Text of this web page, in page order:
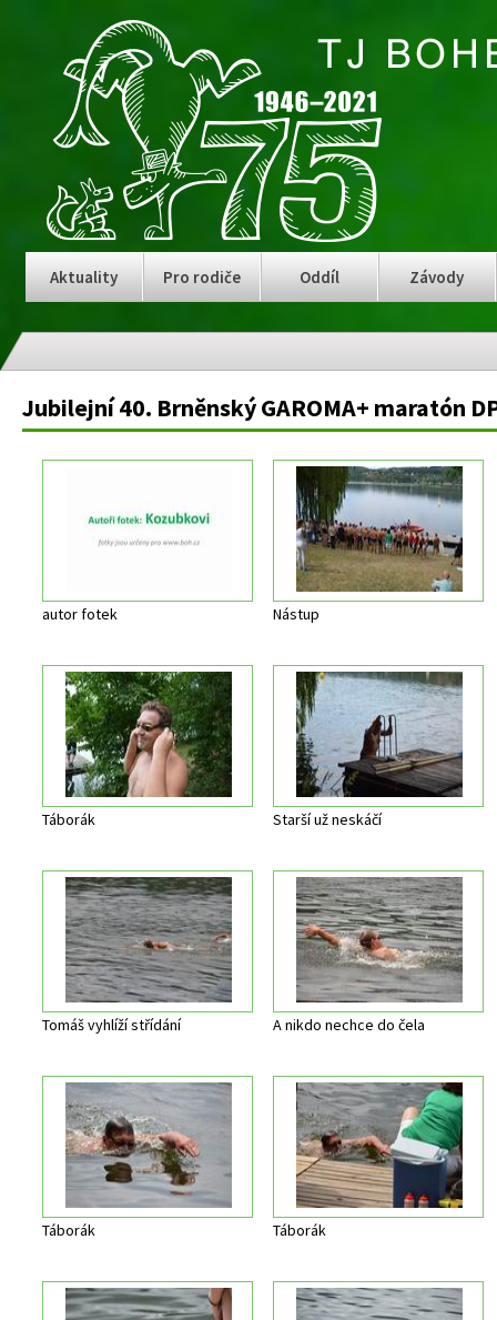
Aktuality Pro rodiče Oddíl Závody
Jubilejní 40. Brněnský GAROMA+ maratón
autor fotek Nástup
Táborák Starší už neskáčí
Tomáš vyhlíží střídání A nikdo nechce do čela
Táborák Táborák